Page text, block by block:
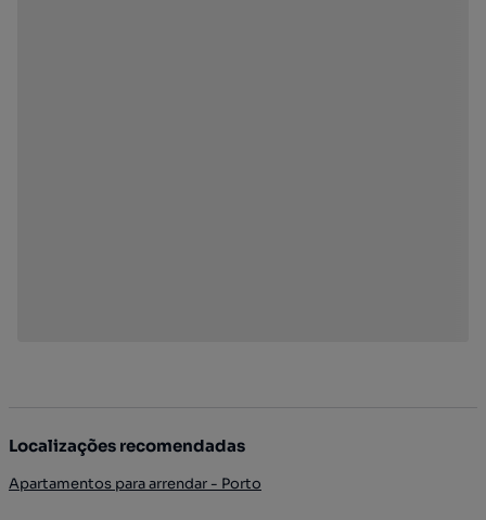
Localizações recomendadas
Apartamentos para arrendar - Porto